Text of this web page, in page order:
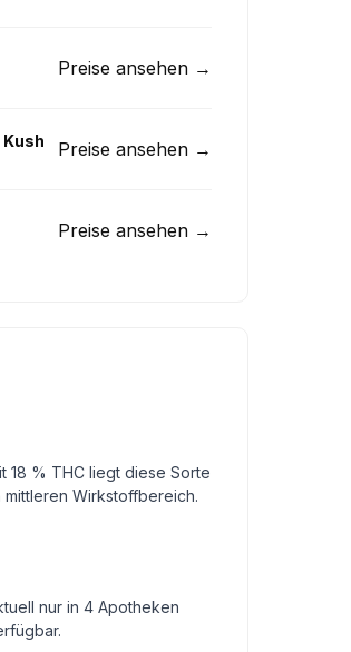
Preise ansehen →
Kush Preise ansehen →
Preise ansehen →
18 % THC liegt diese Sorte
mittleren Wirkstoffbereich.
nur in 4 Apotheken